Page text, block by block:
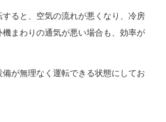
ると、空気の流れが悪くなり、冷房
まわりの通気が悪い場合も、効率が
が無理なく運転できる状態にしてお